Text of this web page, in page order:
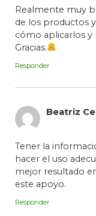
Realmente muy
de los productos
cómo aplicarlos y
Gracias.
Responder
Beatriz
Tener la
hacer el uso
mejor resultado
este apoyo.
Responder